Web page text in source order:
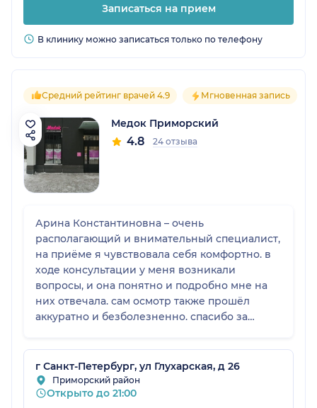
вешелок, но из карманов ничего не
пропадало.
Записаться на прием
В клинику можно записаться только по телефону
Средний рейтинг врачей 4.9 Мгновенная запись
Медок Приморский
4.8 24 отзыва
Арина Константиновна – очень
располагающий и внимательный специалист,
на приёме я чувствовала себя комфортно. в
ходе консультации у меня возникали
вопросы, и она понятно и подробно мне на
них отвечала. сам осмотр также прошёл
аккуратно и безболезненно. спасибо за
г Санкт-Петербург, ул Глухарская, д 26
Приморский район
Открыто до 21:00